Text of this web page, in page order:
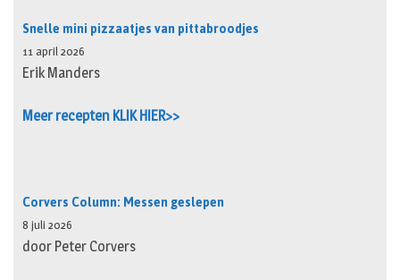
Snelle mini pizzaatjes van pittabroodjes
11 april 2026
Erik Manders
Meer recepten KLIK HIER>>
Corvers Column: Messen geslepen
8 juli 2026
door Peter Corvers